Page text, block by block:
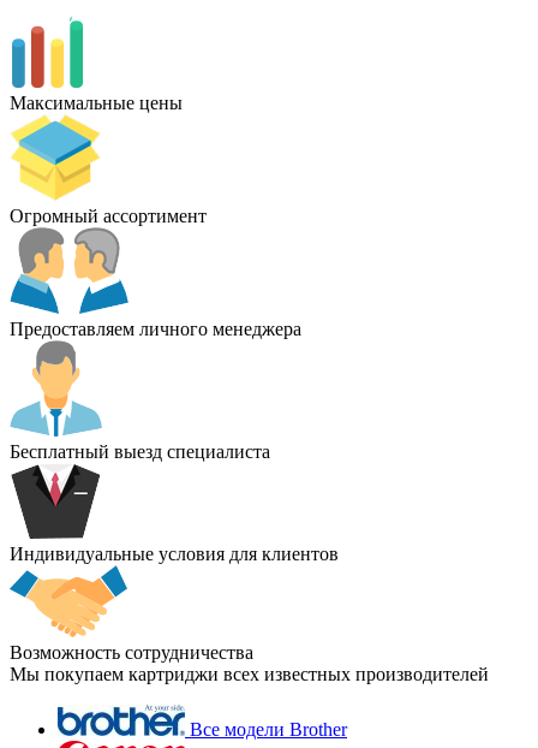
Максимальные цены
Огромный ассортимент
Предоставляем личного менеджера
Бесплатный выезд специалиста
Индивидуальные условия для клиентов
Возможность сотрудничества
Мы покупаем картриджи всех известных производителей
Все модели Brother